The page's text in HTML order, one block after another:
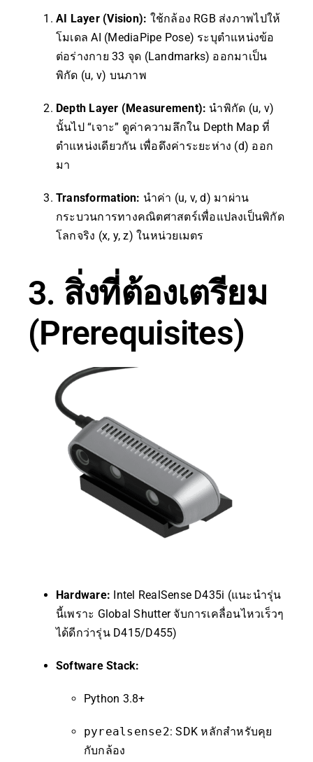
AI Layer (Vision): ใช้กล้อง RGB ส่งภาพไปให้
โมเดล AI (MediaPipe Pose) ระบุตำแหน่งข้อ
ต่อร่างกาย 33 จุด (Landmarks) ออกมาเป็น
พิกัด (u, v) บนภาพ
Depth Layer (Measurement): นำพิกัด (u, v)
นั้นไป “เจาะ” ดูค่าความลึกใน Depth Map ที่
ตำแหน่งเดียวกัน เพื่อดึงค่าระยะห่าง (d) ออก
มา
Transformation: นำค่า (u, v, d) มาผ่าน
กระบวนการทางคณิตศาสตร์เพื่อแปลงเป็นพิกัด
โลกจริง (x, y, z) ในหน่วยเมตร
3. สิ่งที่ต้องเตรียม
(Prerequisites)
Hardware: Intel RealSense D435i (แนะนำรุ่น
นี้เพราะ Global Shutter จับการเคลื่อนไหวเร็วๆ
ได้ดีกว่ารุ่น D415/D455)
Software Stack:
Python 3.8+
pyrealsense2: SDK หลักสำหรับคุย
กับกล้อง